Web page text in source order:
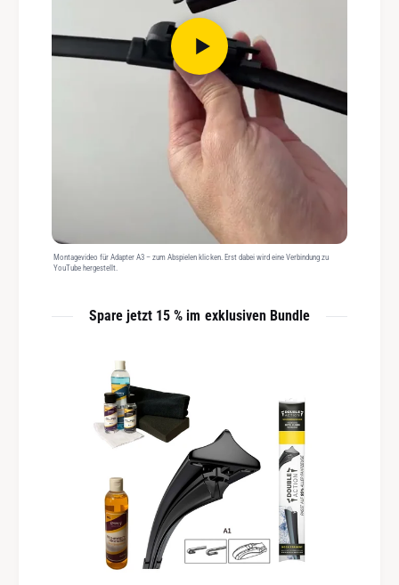
Montagevideo für Adapter A3 – zum Abspielen klicken. Erst dabei wird eine Verbindung zu
YouTube hergestellt.
Spare jetzt 15 % im exklusiven Bundle